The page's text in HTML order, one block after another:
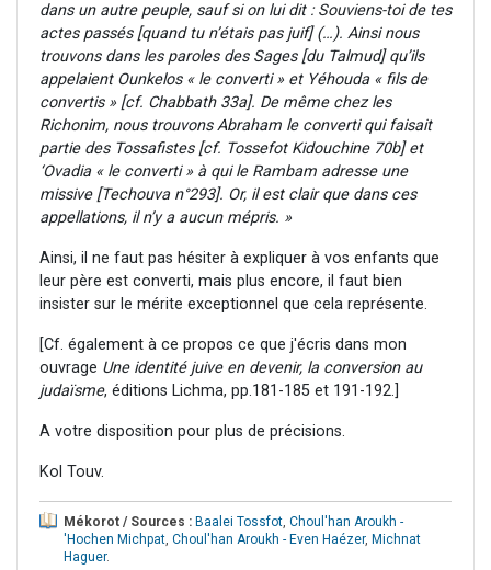
dans un autre peuple, sauf si on lui dit : Souviens-toi de tes
actes passés [quand tu n’étais pas juif] (…). Ainsi nous
trouvons dans les paroles des Sages [du Talmud] qu’ils
appelaient Ounkelos« le converti » et Yéhouda « fils de
convertis » [cf. Chabbath 33a]. De même chez les
Richonim, nous trouvons Abraham le converti qui faisait
partie des Tossafistes [cf. Tossefot Kidouchine 70b]et
‘Ovadia « le converti » à qui le Rambam adresse une
missive [Techouva n°293]. Or, il est clair que dans ces
appellations, il n’y a aucun mépris. »
Ainsi, il ne faut pas hésiter à expliquer à vos enfants que
leur père est converti, mais plus encore, il faut bien
insister sur le mérite exceptionnel que cela représente.
[Cf. également à ce propos ce que j'écris dans mon
ouvrage Une identité juive en devenir, la conversion au
judaïsme, éditions Lichma, pp.181-185 et 191-192.]
A votre disposition pour plus de précisions.
Kol Touv.
Mékorot / Sources : Baalei Tossfot, Choul'han Aroukh -
'Hochen Michpat, Choul'han Aroukh - Even Haézer, Michnat
Haguer.